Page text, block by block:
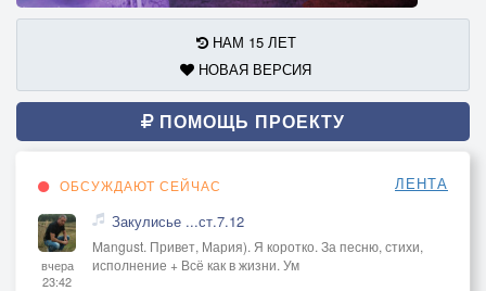
НАМ 15 ЛЕТ
НОВАЯ ВЕРСИЯ
ПОМОЩЬ ПРОЕКТУ
ОБСУЖДАЮТ СЕЙЧАС ЛЕНТА
вчера
23:42
Закулисье ...ст.7.12
Mangust. Привет, Мария). Я коротко. За песню, стихи,
исполнение + Всё как в жизни. Ум